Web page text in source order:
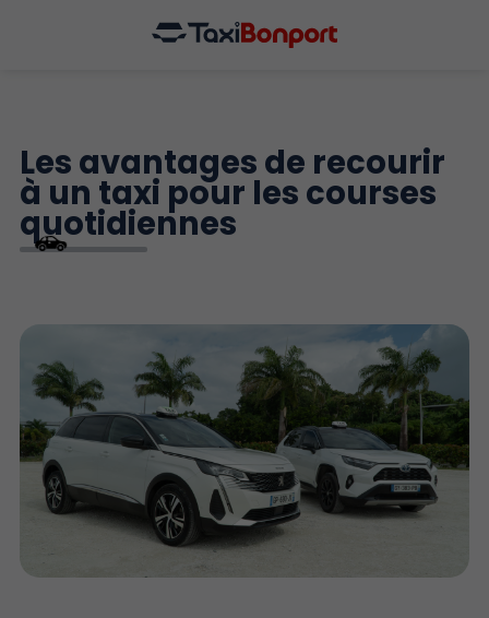
Les avantages de recourir
à un taxi pour les courses
quotidiennes